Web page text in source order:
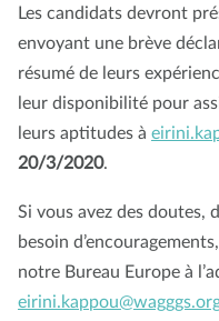
Les candidats devront
envoyant une brève
résumé de leurs
leur disponibilité pour
leurs aptitudes à
20/3/2020.
Si vous avez des doutes,
besoin
notre Bureau Europe à